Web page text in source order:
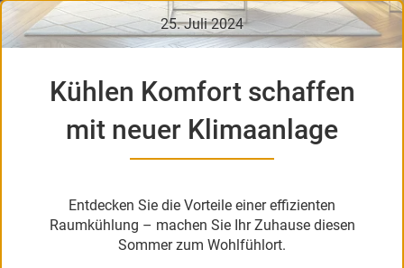
25. Juli 2024
Kühlen Komfort schaffen
mit neuer Klimaanlage
Entdecken Sie die Vorteile einer effizienten
Raumkühlung – machen Sie Ihr Zuhause diesen
Sommer zum Wohlfühlort.